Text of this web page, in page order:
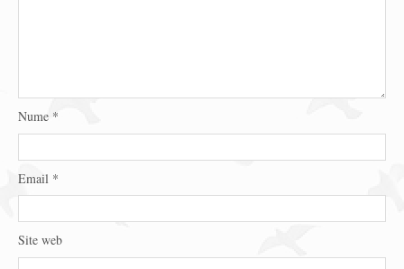
Nume *
Email *
Site web